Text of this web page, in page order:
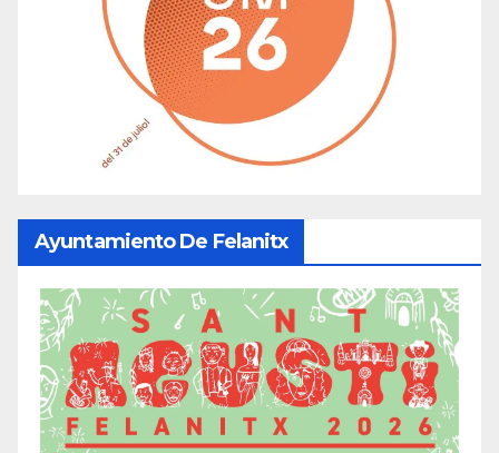
Ayuntamiento De Felanitx